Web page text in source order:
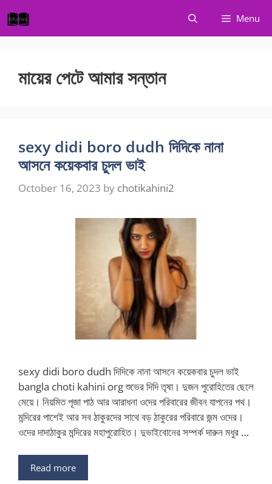
to
content
Menu
মায়ের পেটে আমার সন্তান
sexy didi boro dudh দিদিকে নানা
আসনে কয়েকবার চুদল ভাই
October 16, 2023 by chotikahini2
sexy didi boro dudh দিদিকে নানা আসনে কয়েকবার চুদল ভাই
bangla choti kahini org শুভের দিদি তৃষা। দুজন পুরোহিতের ছেলে
মেয়ে। নিয়মিত পূজা পাঠ আর আরাধনা ওদের পরিবারের জীবন যাপনের পথ।
মন্দিরের পাশেই আর সব ঠাকুরদের সাথে বড় ঠাকুরের পরিবারে জন্ম ওদের।
ওদের দাদাঠাকুর মন্দিরের মহাপুরোহিত। দুভাইবোনের সম্পর্ক দারুন মধুর …
Read more